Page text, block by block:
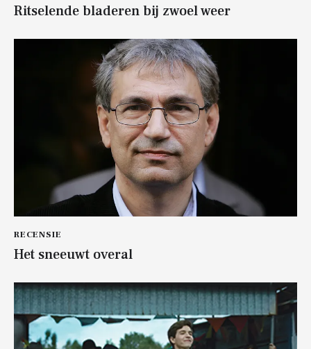
Ritselende bladeren bij zwoel weer
RECENSIE
Het sneeuwt overal